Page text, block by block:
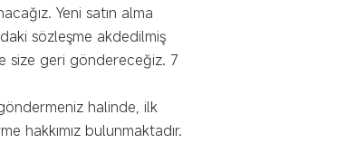
Yeni satın alma
sözleşme akdedilmiş
size geri göndereceğiz. 7
halinde, ilk
hakkımız bulunmaktadır.